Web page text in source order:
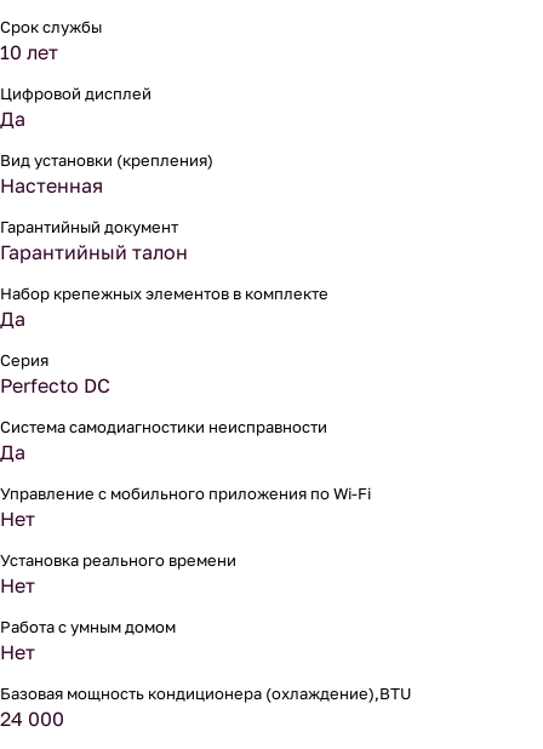
Срок службы
10 лет
Цифровой дисплей
Да
Вид установки (крепления)
Настенная
Гарантийный документ
Гарантийный талон
Набор крепежных элементов в комплекте
Да
Серия
Perfecto DC
Система самодиагностики неисправности
Да
Управление c мобильного приложения по Wi-Fi
Нет
Установка реального времени
Нет
Работа с умным домом
Нет
Базовая мощность кондиционера (охлаждение),BTU
24 000